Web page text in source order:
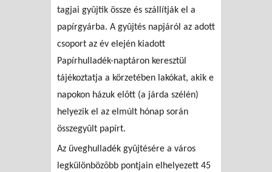
tagjai gyûjtik össze és szállítják el a
papírgyárba. A gyûjtés napjáról az adott
csoport az év elején kiadott
Papírhulladék-naptáron keresztül
tájékoztatja a körzetében lakókat, akik e
napokon házuk elõtt (a járda szélén)
helyezik el az elmúlt hónap során
összegyûlt papírt.
Az üveghulladék gyûjtésére a város
legkülönbözõbb pontjain elhelyezett 45